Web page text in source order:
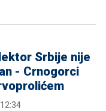
Srbije nije
- Crnogorci